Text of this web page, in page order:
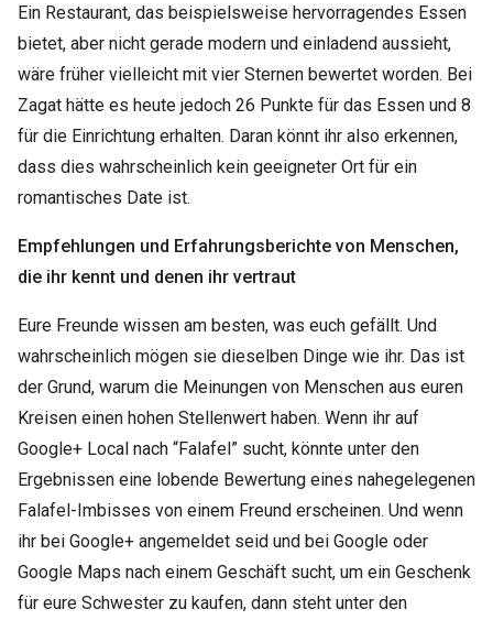
Ein Restaurant, das beispielsweise hervorragendes Essen
bietet, aber nicht gerade modern und einladend aussieht,
wäre früher vielleicht mit vier Sternen bewertet worden. Bei
Zagat hätte es heute jedoch 26 Punkte für das Essen und 8
für die Einrichtung erhalten. Daran könnt ihr also erkennen,
dass dies wahrscheinlich kein geeigneter Ort für ein
romantisches Date ist.
Empfehlungen und Erfahrungsberichte von Menschen,
die ihr kennt und denen ihr vertraut
Eure Freunde wissen am besten, was euch gefällt. Und
wahrscheinlich mögen sie dieselben Dinge wie ihr. Das ist
der Grund, warum die Meinungen von Menschen aus euren
Kreisen einen hohen Stellenwert haben. Wenn ihr auf
Google+ Local nach “Falafel” sucht, könnte unter den
Ergebnissen eine lobende Bewertung eines nahegelegenen
Falafel-Imbisses von einem Freund erscheinen. Und wenn
ihr bei Google+ angemeldet seid und bei Google oder
Google Maps nach einem Geschäft sucht, um ein Geschenk
für eure Schwester zu kaufen, dann steht unter den